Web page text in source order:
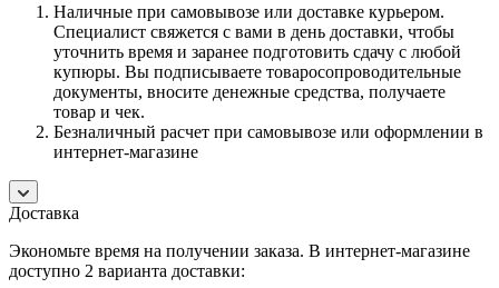
Наличные при самовывозе или доставке курьером.
Специалист свяжется с вами в день доставки, чтобы
уточнить время и заранее подготовить сдачу с любой
купюры. Вы подписываете товаросопроводительные
документы, вносите денежные средства, получаете
товар и чек.
Безналичный расчет при самовывозе или оформлении в
интернет-магазине
Доставка
Экономьте время на получении заказа. В интернет-магазине
доступно 2 варианта доставки: